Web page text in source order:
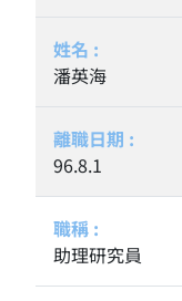
潘英海
96.8.1
助理研究員